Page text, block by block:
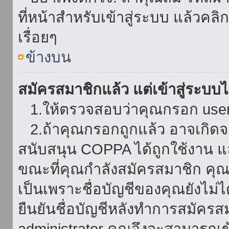
ที่หน้าสำหรับเข้าสู่ระบบ แล้วค
เรื่อยๆ
ข้างบน
สมัครสมาชิกแล้ว แต่เข้าสู่ระบบ
1.ให้ตรวจสอบว่าคุณกรอก
2.ถ้าคุณกรอกถูกแล้ว อาจเกิด
สนับสนุน COPPA ได้ถูกใช้งาน
ขณะที่คุณกำลังสมัครสมาชิก คุ
เป็นเพราะชื่อบัญชีของคุณยังไม่
ยืนยันชื่อบัญชีหลังทำการสมัครส